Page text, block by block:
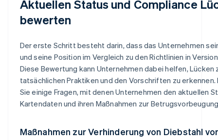
Aktuellen Status und Compliance
bewerten
Der erste Schritt besteht darin, dass das Unternehmen
und seine Position im Vergleich zu den Richtlinien in
Diese Bewertung kann Unternehmen dabei helfen, Lücken
tatsächlichen Praktiken und den Vorschriften zu erkennen.
Sie einige Fragen, mit denen Unternehmen den aktuellen
Kartendaten und ihren Maßnahmen zur
Maßnahmen zur Verhinderung von Diebstahl